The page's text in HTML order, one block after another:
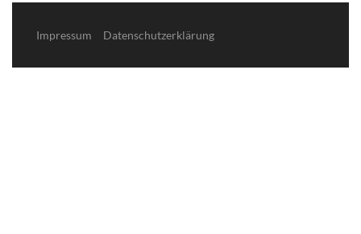
Impressum Datenschutzerklärung